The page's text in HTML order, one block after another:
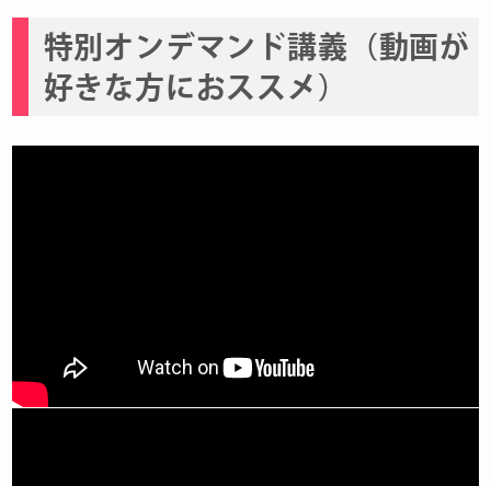
特別オンデマンド講義（動画が
好きな方におススメ）